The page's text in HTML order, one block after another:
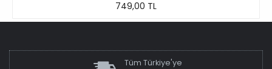
749,00 TL
Tüm Türkiye'ye